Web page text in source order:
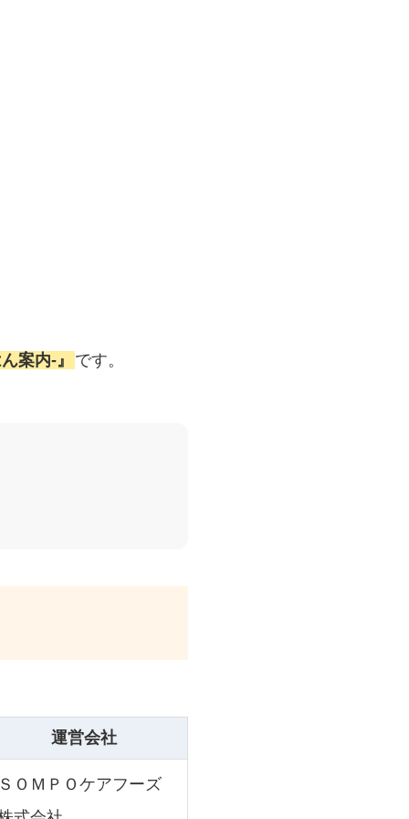
案内‐』 です。
運営会社
ＯＭＰＯケアフーズ